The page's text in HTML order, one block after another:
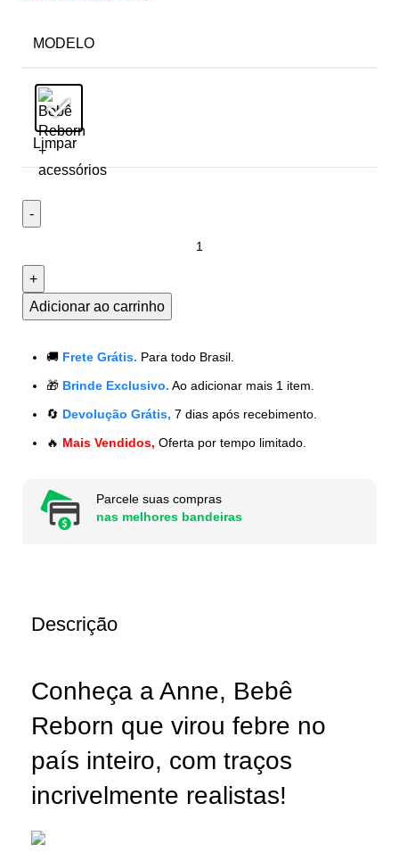
MODELO
Limpar
Adicionar ao carrinho
🚚 Frete Grátis. Para todo Brasil.
🎁 Brinde Exclusivo. Ao adicionar mais 1 item.
🔄 Devolução Grátis, 7 dias após recebimento.
🔥 Mais Vendidos, Oferta por tempo limitado.
Parcele suas compras
nas melhores bandeiras
Descrição
Conheça a Anne, Bebê
Reborn que virou febre no
país inteiro, com traços
incrivelmente realistas!